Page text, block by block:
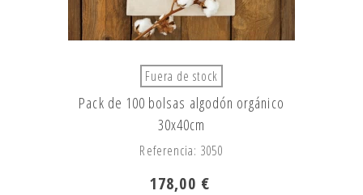
Fuera de stock
Pack de 100 bolsas algodón orgánico
30x40cm
Referencia: 3050
178,00 €